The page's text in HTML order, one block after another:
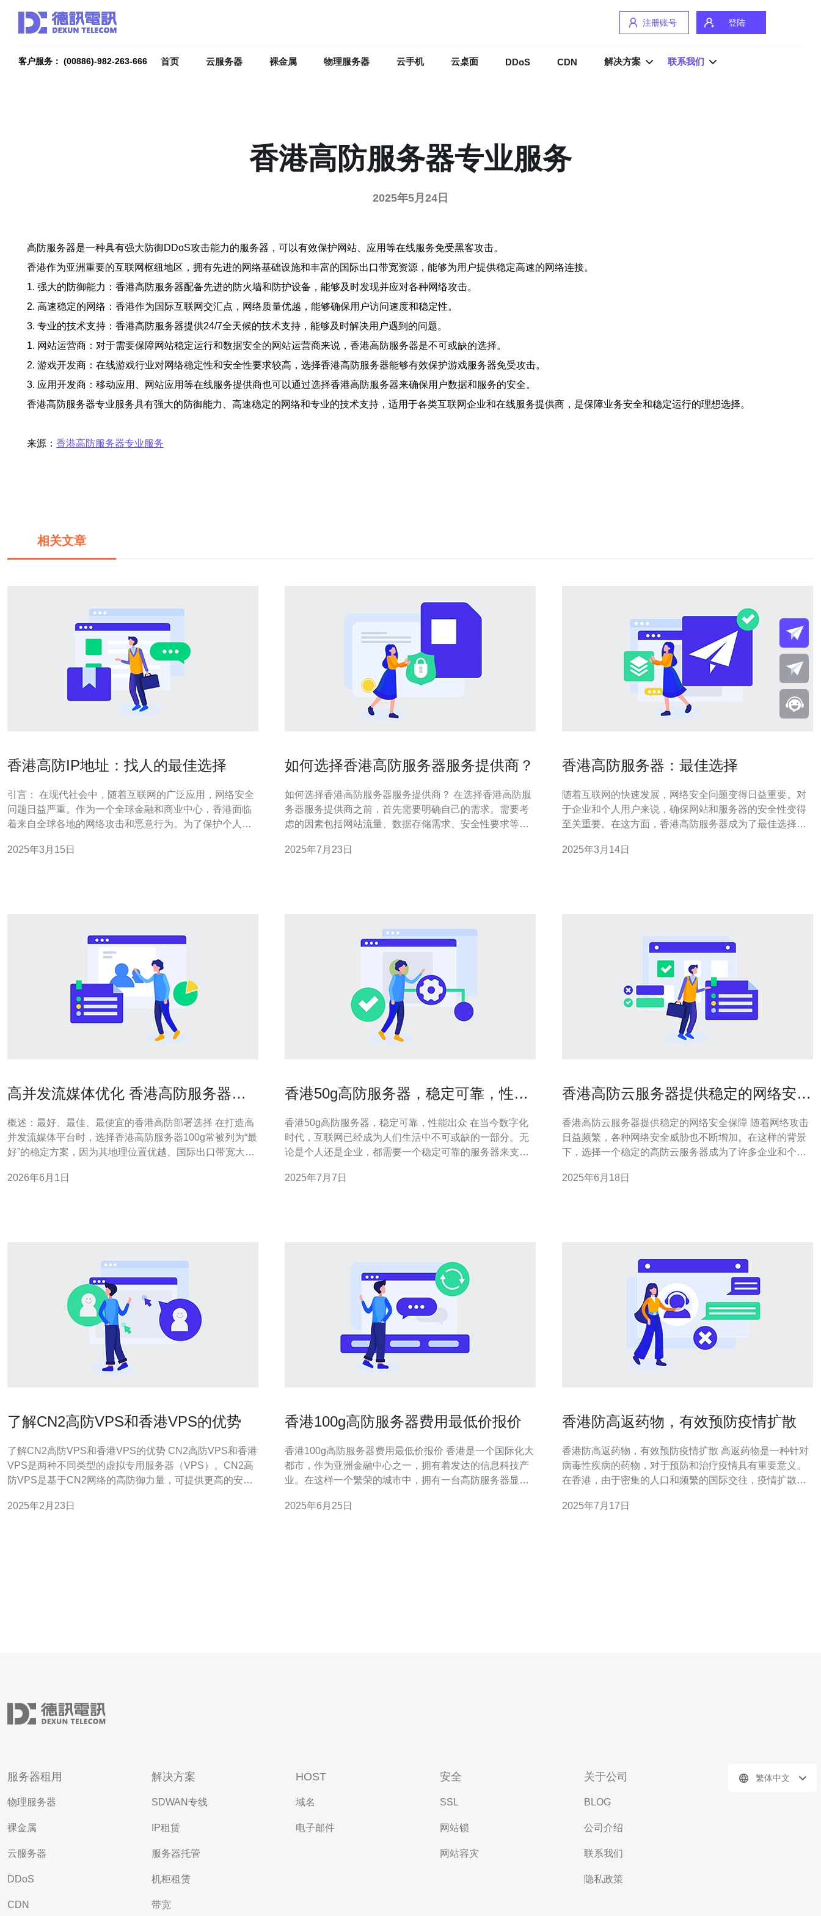
注册账号 登陆
客户服务： (00886)-982-263-666 首页 云服务器 裸金属 物理服务器 云手机 云桌面 DDoS CDN 解决方案 联系我们
香港高防服务器专业服务
2025年5月24日
高防服务器是一种具有强大防御DDoS攻击能力的服务器，可以有效保护网站、应用等在线服务免受黑客攻击。
香港作为亚洲重要的互联网枢纽地区，拥有先进的网络基础设施和丰富的国际出口带宽资源，能够为用户提供稳定高速的网络连接。
1. 强大的防御能力：香港高防服务器配备先进的防火墙和防护设备，能够及时发现并应对各种网络攻击。
2. 高速稳定的网络：香港作为国际互联网交汇点，网络质量优越，能够确保用户访问速度和稳定性。
3. 专业的技术支持：香港高防服务器提供24/7全天候的技术支持，能够及时解决用户遇到的问题。
1. 网站运营商：对于需要保障网站稳定运行和数据安全的网站运营商来说，香港高防服务器是不可或缺的选择。
2. 游戏开发商：在线游戏行业对网络稳定性和安全性要求较高，选择香港高防服务器能够有效保护游戏服务器免受攻击。
3. 应用开发商：移动应用、网站应用等在线服务提供商也可以通过选择香港高防服务器来确保用户数据和服务的安全。
香港高防服务器专业服务具有强大的防御能力、高速稳定的网络和专业的技术支持，适用于各类互联网企业和在线服务提供商，是保障业务安全和稳定运行的理想选择。
来源： 香港高防服务器专业服务
相关文章
香港高防IP地址：找人的最佳选择
引言： 在现代社会中，随着互联网的广泛应用，网络安全
问题日益严重。作为一个全球金融和商业中心，香港面临
着来自全球各地的网络攻击和恶意行为。为了保护个人和
择。 什么是高防IP地址？ 高防IP地址是一种具有强大抵御
2025年3月15日
如何选择香港高防服务器服务提供商？
如何选择香港高防服务器服务提供商？ 在选择香港高防服
务器服务提供商之前，首先需要明确自己的需求。需要考
虑的因素包括网站流量、数据存储需求、安全性要求等。
商。 在选择香港高防服务器服务提供商时，要进行充分的
2025年7月23日
香港高防服务器：最佳选择
随着互联网的快速发展，网络安全问题变得日益重要。对
于企业和个人用户来说，确保网站和服务器的安全性变得
至关重要。在这方面，香港高防服务器成为了最佳选择之
器免受各种网络攻击的服务器。它能够识别和过滤恶意流
2025年3月14日
高并发流媒体优化 香港高防服务器
概述：最好、最佳、最便宜的香港高防部署选择 在打造高
并发流媒体平台时，选择香港高防服务器100g常被列为“最
好”的稳定方案，因为其地理位置优越、国际出口带宽大且
房+CDN+本地回源来兼顾延迟与成本；而要追求“最便
2026年6月1日
香港50g高防服务器，稳定可靠，性能
香港50g高防服务器，稳定可靠，性能出众 在当今数字化
时代，互联网已经成为人们生活中不可或缺的一部分。无
论是个人还是企业，都需要一个稳定可靠的服务器来支持
拥有出色的性能和稳定性，让您的网站运行更加顺畅。 香
2025年7月7日
香港高防云服务器提供稳定的网络安全
香港高防云服务器提供稳定的网络安全保障 随着网络攻击
日益频繁，各种网络安全威胁也不断增加。在这样的背景
下，选择一个稳定的高防云服务器成为了许多企业和个人
服务器在网络安全方面备受关注。 高防云服务器是指在普
2025年6月18日
了解CN2高防VPS和香港VPS的优势
了解CN2高防VPS和香港VPS的优势 CN2高防VPS和香港
VPS是两种不同类型的虚拟专用服务器（VPS）。CN2高
防VPS是基于CN2网络的高防御力量，可提供更高的安全
更快的访问速度和更好的网络连接质量。 CN2高防VPS具
2025年2月23日
香港100g高防服务器费用最低价报价
香港100g高防服务器费用最低价报价 香港是一个国际化大
都市，作为亚洲金融中心之一，拥有着发达的信息科技产
业。在这样一个繁荣的城市中，拥有一台高防服务器显得
的因素。 选择高防服务器的重要性 高防服务器可以保护您
2025年6月25日
香港防高返药物，有效预防疫情扩散
香港防高返药物，有效预防疫情扩散 高返药物是一种针对
病毒性疾病的药物，对于预防和治疗疫情具有重要意义。
在香港，由于密集的人口和频繁的国际交往，疫情扩散的
通过抑制病毒的复制和传播，可以有效减少疫情的传播速
2025年7月17日
服务器租用
物理服务器
裸金属
云服务器
DDoS
CDN
解决方案
SDWAN专线
IP租赁
服务器托管
机柜租赁
带宽
HOST
域名
电子邮件
安全
SSL
网站锁
网站容灾
关于公司
BLOG
公司介绍
联系我们
隐私政策
繁体中文